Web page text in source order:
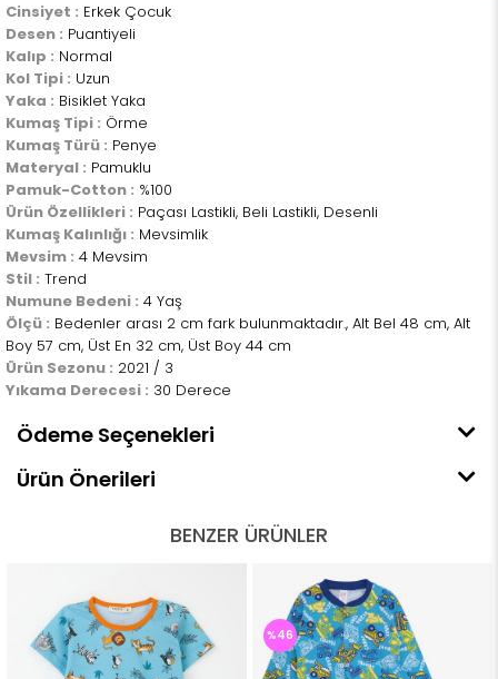
Cinsiyet : Erkek Çocuk
Desen : Puantiyeli
Kalıp : Normal
Kol Tipi : Uzun
Yaka : Bisiklet Yaka
Kumaş Tipi : Örme
Kumaş Türü : Penye
Materyal : Pamuklu
Pamuk-Cotton : %100
Ürün Özellikleri : Paçası Lastikli, Beli Lastikli, Desenli
Kumaş Kalınlığı : Mevsimlik
Mevsim : 4 Mevsim
Stil : Trend
Numune Bedeni : 4 Yaş
Ölçü : Bedenler arası 2 cm fark bulunmaktadır., Alt Bel 48 cm, Alt
Boy 57 cm, Üst En 32 cm, Üst Boy 44 cm
Ürün Sezonu : 2021 / 3
Yıkama Derecesi : 30 Derece
Ödeme Seçenekleri
Ürün Önerileri
BENZER ÜRÜNLER
%46